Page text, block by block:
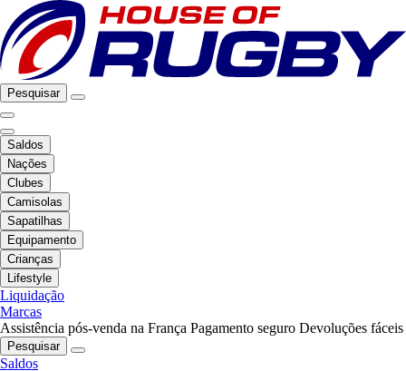
Pesquisar
Saldos
Nações
Clubes
Camisolas
Sapatilhas
Equipamento
Crianças
Lifestyle
Liquidação
Marcas
Assistência pós-venda na França Pagamento seguro Devoluções fáceis
Pesquisar
Saldos